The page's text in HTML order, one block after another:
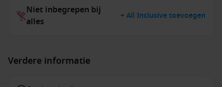
Niet inbegrepen bij
alles
+ All Inclusive toevoegen
Verdere informatie